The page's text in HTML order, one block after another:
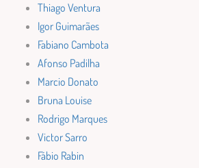
Thiago Ventura
Igor Guimarães
Fabiano Cambota
Afonso Padilha
Marcio Donato
Bruna Louise
Rodrigo Marques
Victor Sarro
Fábio Rabin